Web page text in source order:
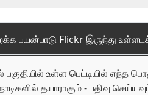
பயன்பாடு Flickr இருந்து
உள்ள பெட்டியில் எந்த
தயாராகும் - பதிவு